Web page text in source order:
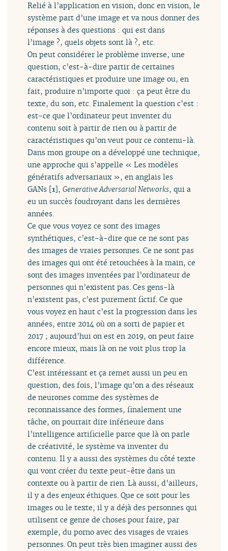
Relié à l’application en vision, donc en vision, le
système part d’une image et va nous donner des
réponses à des questions : qui est dans
l’image ?, quels objets sont là ?, etc.
On peut considérer le problème inverse, une
question, c’est-à-dire partir de certaines
caractéristiques et produire une image ou, en
fait, produire n’importe quoi : ça peut être du
texte, du son, etc. Finalement la question c’est :
est-ce que l’ordinateur peut inventer du
contenu soit à partir de rien ou à partir de
caractéristiques qu’on veut pour ce contenu-là.
Dans mon groupe on a développé une technique,
une approche qui s’appelle « Les modèles
génératifs adversariaux », en anglais les
GANs [1],Generative Adversarial Networks, qui a
eu un succès foudroyant dans les dernières
années.
Ce que vous voyez ce sont des images
synthétiques, c’est-à-dire que ce ne sont pas
des images de vraies personnes. Ce ne sont pas
des images qui ont été retouchées à la main, ce
sont des images inventées par l’ordinateur de
personnes qui n’existent pas. Ces gens-là
n’existent pas, c’est purement fictif. Ce que
vous voyez en haut c’est la progression dans les
années, entre 2014 où on a sorti de papier et
2017 ; aujourd’hui on est en 2019, on peut faire
encore mieux, mais là on ne voit plus trop la
différence.
C’est intéressant et ça remet aussi un peu en
question, des fois, l’image qu’on a des réseaux
de neurones comme des systèmes de
reconnaissance des formes, finalement une
tâche, on pourrait dire inférieure dans
l’intelligence artificielle parce que là on parle
de créativité, le système va inventer du
contenu. Il y a aussi des systèmes du côté texte
qui vont créer du texte peut-être dans un
contexte ou à partir de rien. Là aussi, d’ailleurs,
il y a des enjeux éthiques. Que ce soit pour les
images ou le texte, il y a déjà des personnes qui
utilisent ce genre de choses pour faire, par
exemple, du porno avec des visages de vraies
personnes. On peut très bien imaginer aussi des